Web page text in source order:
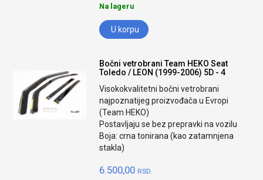
Na lageru
U korpu
Bočni vetrobrani Team HEKO Seat
Toledo / LEON (1999-2006) 5D - 4
Visokokvalitetni bočni vetrobrani
najpoznatijeg proizvođača u Evropi
(Team HEKO)
Postavljaju se bez prepravki na vozilu
Boja: crna tonirana (kao zatamnjena
stakla)
6.500,00 RSD.